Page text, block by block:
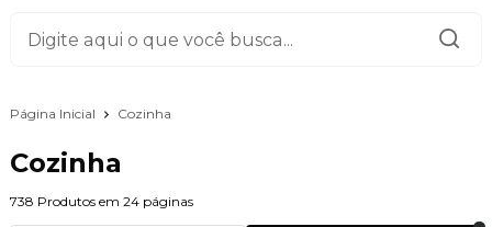
Página Inicial Cozinha
Cozinha
738 Produtos em 24 páginas